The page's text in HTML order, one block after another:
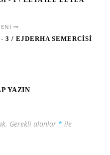
3 / EJDERHA SEMERCİSİ
YAZIN
Gerekli alanlar * ile